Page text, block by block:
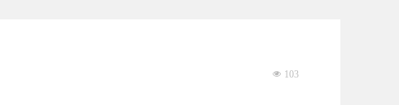
넶 103